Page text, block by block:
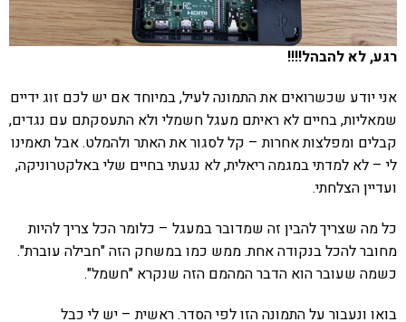
רגע, לא להבהל!!!!
אני יודע שכשרואים את התמונה לעיל, במיוחד אם יש לכם זוג ידיים
שמאליות, בחיים לא ראיתם מעגל חשמלי ולא התעסקתם עם נגדים,
קבלים ומפלצות אחרות – קל לסגור את האתר ולהמלט. אבל תאמינו
לי – לא למדתי במגמה ריאלית, לא נגעתי בחיים שלי באלקטרוניקה,
ועדיין הצלחתי.
כל מה שצריך להבין זה שמדובר במעגל – כלומר הכל צריך להיות
מחובר להכל בנקודה אחת. ממש כמו במשחק הזה "חבילה עוברת".
כשמה שעובר הוא הדבר המהמם הזה שנקרא "חשמל".
בואו ונעבור על התמונה הזו לפי הסדר. ראשית – יש לי כבל